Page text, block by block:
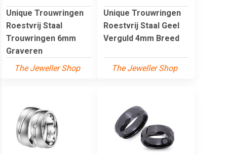
Unique Trouwringen
Roestvrij Staal
Trouwringen 6mm
Graveren
The Jeweller Shop
Unique Trouwringen
Roestvrij Staal Geel
Verguld 4mm Breed
The Jeweller Shop